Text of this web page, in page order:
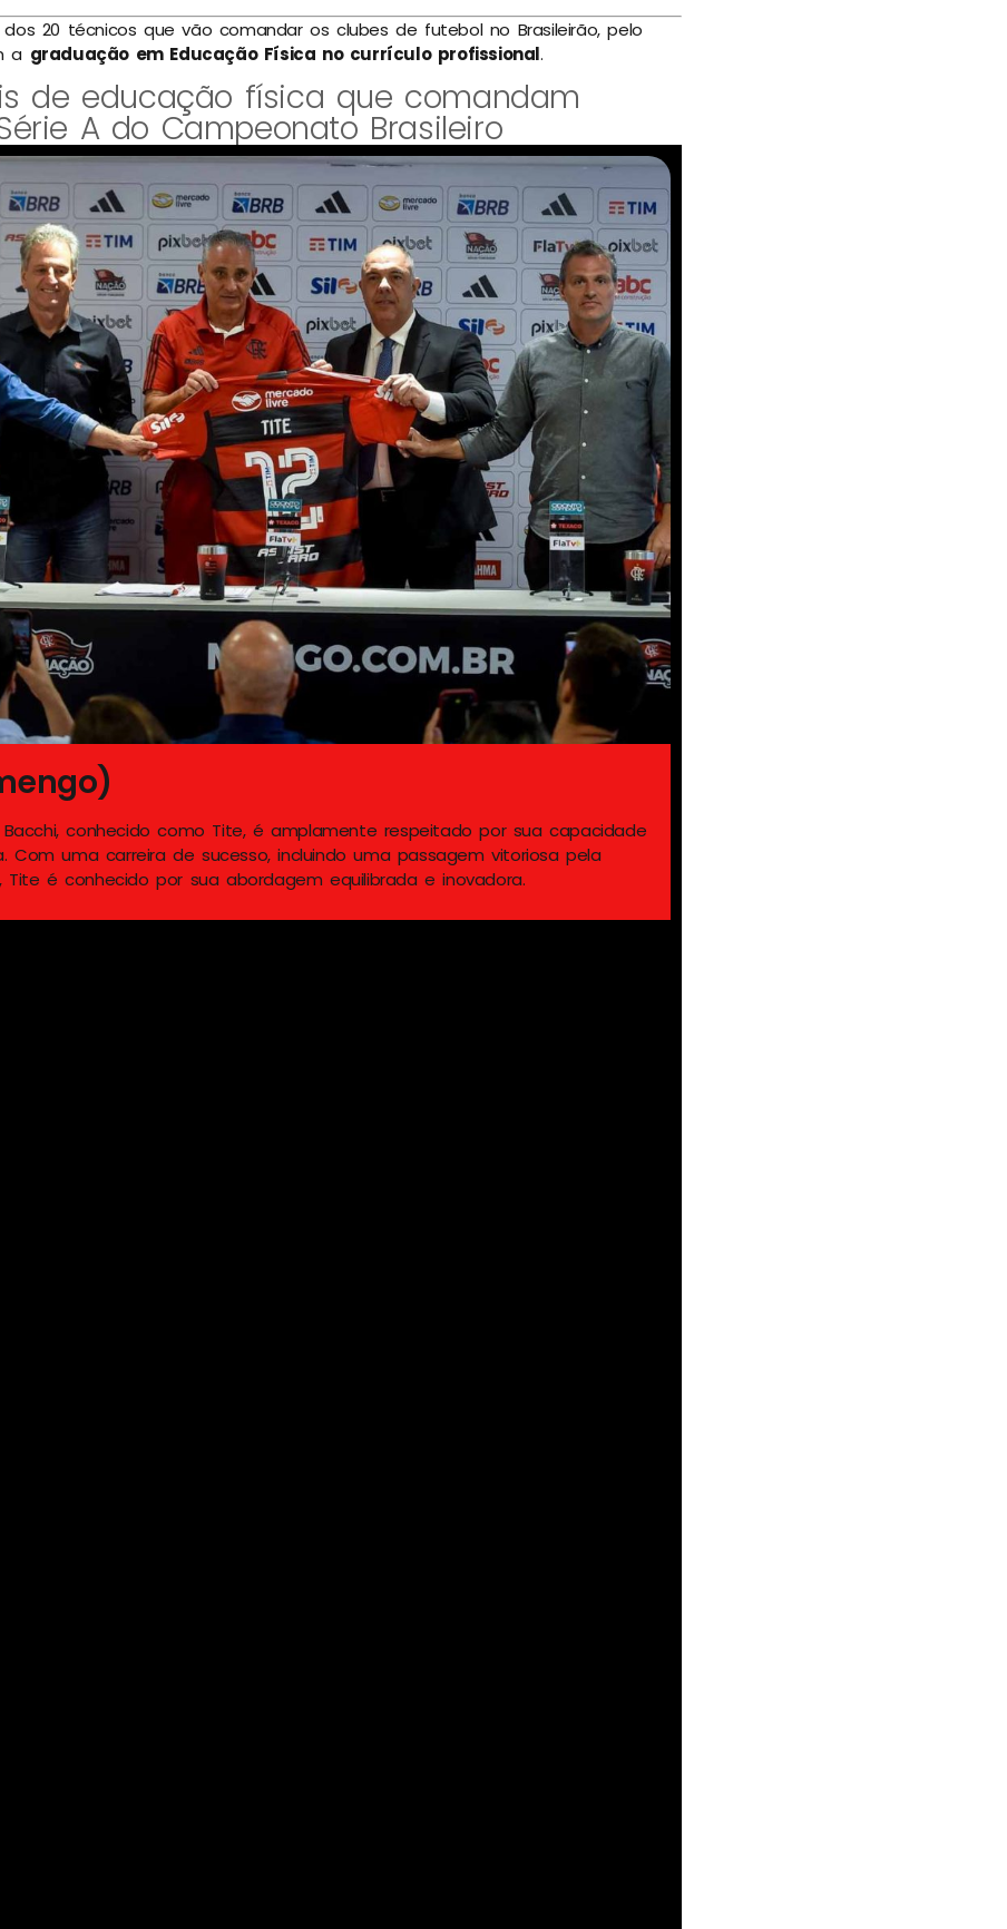
20 técnicos que vão comandar os clubes de futebol no Brasileirão, pelo
a graduação em Educação Física no currículo profissional.
de educação física que comandam
A do Campeonato Brasileiro​
Bacchi, conhecido como Tite, é amplamente respeitado por sua capacidade
Com uma carreira de sucesso, incluindo uma passagem vitoriosa pela
Tite é conhecido por sua abordagem equilibrada e inovadora.